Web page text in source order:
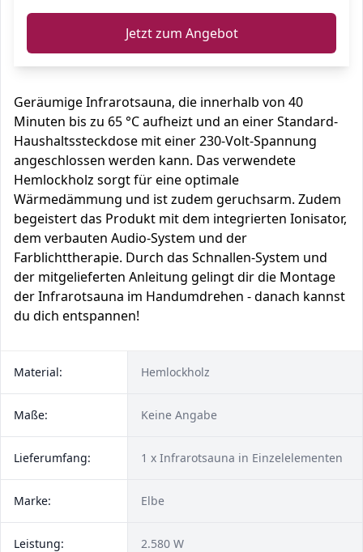
Jetzt zum Angebot
Geräumige Infrarotsauna, die innerhalb von 40
Minuten bis zu 65 °C aufheizt und an einer Standard-
Haushaltssteckdose mit einer 230-Volt-Spannung
angeschlossen werden kann. Das verwendete
Hemlockholz sorgt für eine optimale
Wärmedämmung und ist zudem geruchsarm. Zudem
begeistert das Produkt mit dem integrierten Ionisator,
dem verbauten Audio-System und der
Farblichttherapie. Durch das Schnallen-System und
der mitgelieferten Anleitung gelingt dir die Montage
der Infrarotsauna im Handumdrehen - danach kannst
du dich entspannen!
Material: Hemlockholz
Maße: Keine Angabe
Lieferumfang: 1 x Infrarotsauna in Einzelelementen
Marke: Elbe
Leistung: 2.580 W